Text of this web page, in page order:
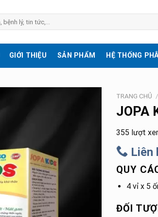
GIỚI THIỆU SẢN PHẨM HỆ THỐNG
TRANG CHỦ /
JOPA
355 lượt
Liên
QUY
4 vỉ x 5
ĐỐI